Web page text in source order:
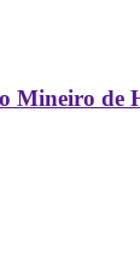
Mineiro de